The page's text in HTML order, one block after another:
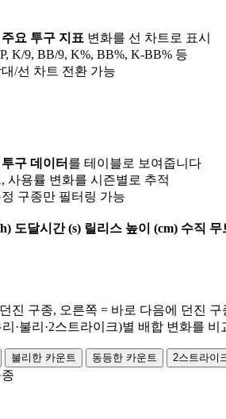
주요 투구 지표 변화를 선 차트로 표시
K/9, BB/9, K%, BB%, K-BB% 등
/선 차트 전환 가능
구 데이터 를 테이블로 보여줍니다
사용률 변화를 시즌별로 추적
구종만 필터링 가능
도달시간 (s) 릴리스 높이 (cm) 수직 무
진 구종, 오른쪽 = 바로 다음에 던진 구
·불리·2스트라이크)별 배합 변화를 비
불리한 카운트 동등한 카운트 2스트라이